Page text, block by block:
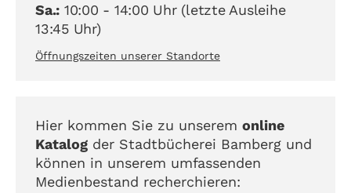
Sa.: 10:00 - 14:00 Uhr (letzte Ausleihe
13:45 Uhr)
Öffnungszeiten unserer Standorte
Hier kommen Sie zu unserem online
Katalog der Stadtbücherei Bamberg und
können in unserem umfassenden
Medienbestand recherchieren: